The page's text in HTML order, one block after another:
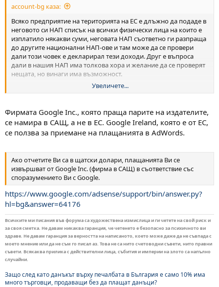
account-bg каза:
Всяко предприятие на територията на ЕС е длъжно да подаде в
неговото си НАП списък на всички физически лица на които е
изплатило някакви суми, неговата НАП съответно ги разпраща
до другите национални НАП-ове и там може да се провери
дали този човек е декларирал тези доходи. Друг е въпроса
дали в нашия НАП има толкова хора и желание да се проверят
нещата, но винаги има възможност.
нищо че е регистриран някъде в САЩ.
Увеличете...
Фирмата Google Inc., която праща парите на издателите,
се намира в САЩ, а не в ЕС. Google Ireland, която е от ЕС,
се ползва за приемане на плащанията в AdWords.
Ако отчетите Ви са в щатски долари, плащанията Ви се
извършват от Google Inc. (фирма в САЩ) в съответствие със
споразумението Ви с Google.
https://www.google.com/adsense/support/bin/answer.py?
hl=bg&answer=64176
Всичките ми писания във форума са художествена измислица и ги четете на свой риск и
за своя сметка. Не давам никаква гаранция, че четенето е безопасно за психичното ви
здраве. Не давам гаранция за верността на написаното, което може даже да не съвпада с
моето мнение или да не съм го писал аз. Това не са нито счетоводни съвети, нито правни
съвети. Всякаква прилика с действителни лица, събития и империи на злото са напълно
случайни.
Защо след като данъкът върху печалбата в България е само 10% има
много търговци, продаващи без да плащат данъци?